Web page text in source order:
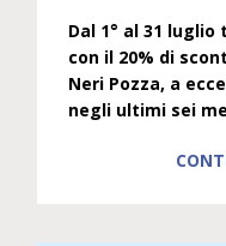
Dal 1° al 31 luglio
con il 20% di
Neri Pozza, a
negli ultimi sei